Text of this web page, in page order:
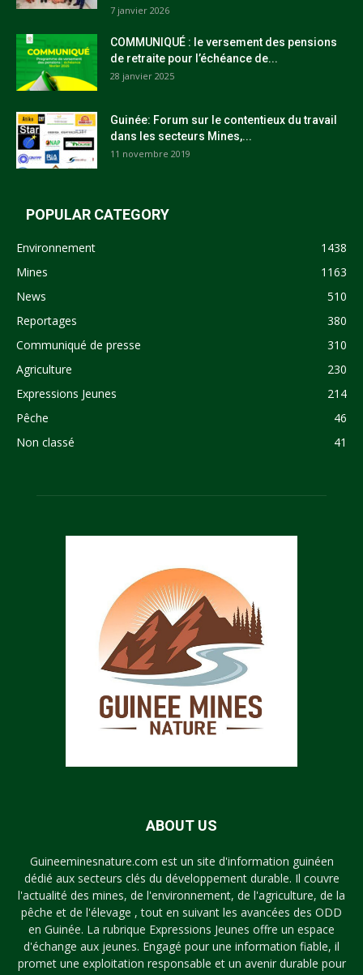
7 janvier 2026
COMMUNIQUÉ : le versement des pensions
de retraite pour l’échéance de...
28 janvier 2025
Guinée: Forum sur le contentieux du travail
dans les secteurs Mines,...
11 novembre 2019
POPULAR CATEGORY
Environnement
1438
Mines
1163
News
510
Reportages
380
Communiqué de presse
310
Agriculture
230
Expressions Jeunes
214
Pêche
46
Non classé
41
ABOUT US
Guineeminesnature.com est un site d'information guinéen
dédié aux secteurs clés du développement durable. Il couvre
l'actualité des mines, de l'environnement, de l'agriculture, de la
pêche et de l'élevage , tout en suivant les avancées des ODD
en Guinée. La rubrique Expressions Jeunes offre un espace
d'échange aux jeunes. Engagé pour une information fiable, il
promet une exploitation responsable et un avenir durable pour